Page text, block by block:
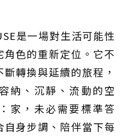
是一場對生活可能性
色的重新定位。它不
轉換與延續的旅程，
納、沉靜、流動的空
家，未必需要標準答
身步調、陪伴當下每